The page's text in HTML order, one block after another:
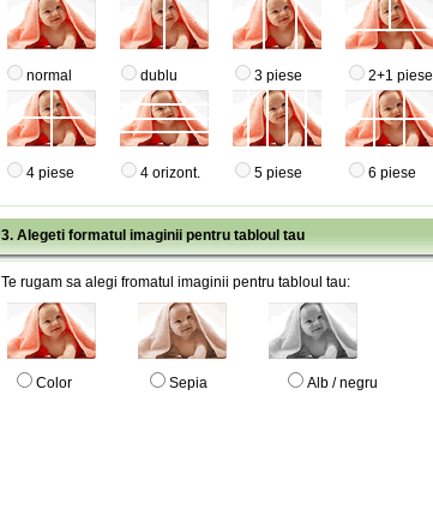
normal dublu 3 piese 2+1 piese
4 piese 4 orizont. 5 piese 6 piese
3. Alegeti formatul imaginii pentru tabloul tau
Te rugam sa alegi fromatul imaginii pentru tabloul tau:
Color Sepia Alb / negru